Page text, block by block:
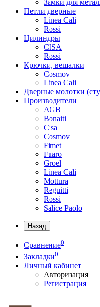
Замки для
Петли дверные
Linea Cali
Rossi
Цилиндры
CISA
Rossi
Крючки, вешалки
Cosmov
Linea Cali
Дверные молотки
Производители
AGB
Bonaiti
Cisa
Cosmov
Fimet
Fuaro
Groel
Linea Cali
Mottura
Reguitti
Rossi
Salice Paolo
Назад
Сравнение0
Закладки0
Личный кабинет
Авторизация
Регистрация